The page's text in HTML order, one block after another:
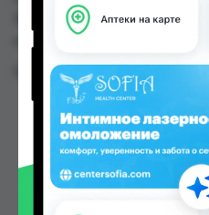
100.00 TJS до 100.00
Цена: от
100.00 TJS